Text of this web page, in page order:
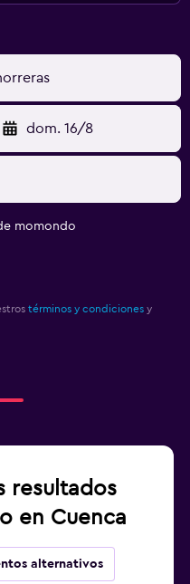
dom. 16/8
momondo
términos y condiciones y
resultados
en Cuenca
alternativos